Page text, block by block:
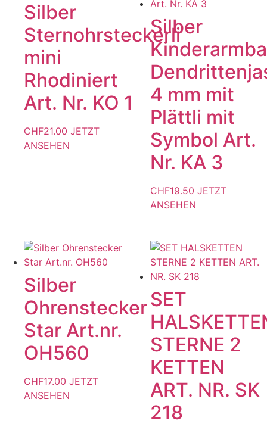
Silber
Sternohrsteckerli
mini
Rhodiniert
Art. Nr. KO 1
CHF21.00 JETZT
ANSEHEN
Silber
4 mm mit
Plättli mit
Symbol Art.
Nr. KA 3
CHF19.50 JETZT
ANSEHEN
mehrere
Varianten
auf.
können
der
Produktseite
gewählt
werden
Silber
Ohrenstecker
Star Art.nr.
OH560
CHF17.00 JETZT
ANSEHEN
SET
STERNE 2
KETTEN
ART. NR. SK
218